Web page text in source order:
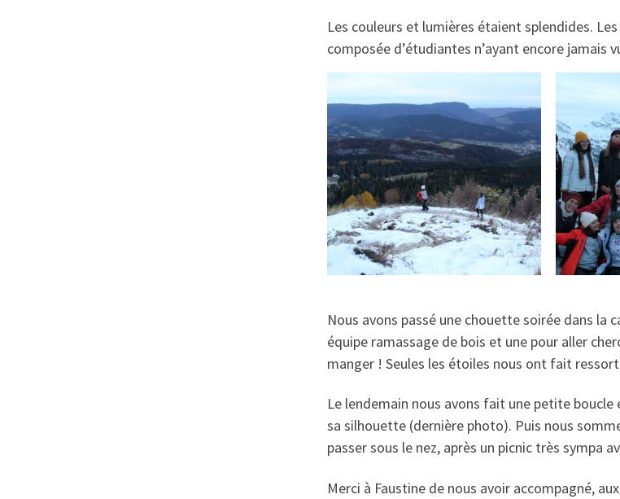
Les couleurs et lumières étaient splendides.
composée d’étudiantes n’ayant encore jamais
Nous avons passé une chouette soirée dans la
équipe ramassage de bois et une pour aller
manger ! Seules les étoiles nous ont fait
Le lendemain nous avons fait une petite
sa silhouette (dernière photo). Puis nous
passer sous le nez, après un picnic très sympa
Merci à Faustine de nous avoir accompagné,